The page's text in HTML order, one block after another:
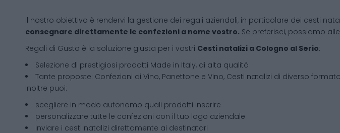
Il nostro obiettivo è rendervi la gestione dei regali aziendali, in particolare dei cesti
consegnare direttamente le confezioni a nome vostro. Se preferisci, possiamo
Regali di Gusto è la soluzione giusta per i vostri Cesti natalizi a Cologno al Serio:
Selezione di prestigiosi prodotti Made in Italy, di alta qualità
Tante proposte: Confezioni di Vino, Panettone e Vino, Cesti natalizi di diverso formato
Inoltre puoi:
scegliere in modo autonomo quali prodotti inserire
personalizzare tutte le confezioni con il tuo logo aziendale
inviare i cesti natalizi direttamente ai destinatari